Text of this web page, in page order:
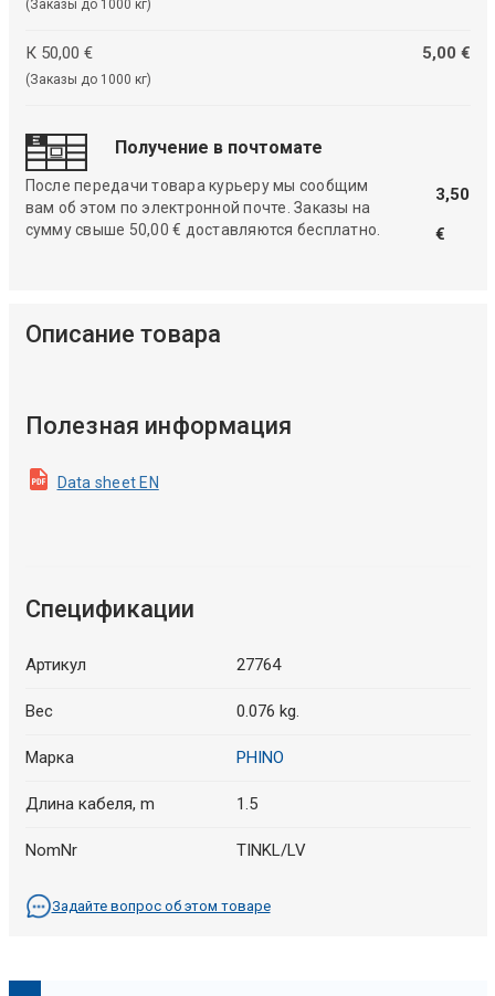
(Заказы до 1000 кг)
К 50,00 €
(Заказы до 1000 кг)
5,00 €
Получение в почтомате
После передачи товара курьеру мы сообщим
вам об этом по электронной почте. Заказы на
сумму свыше 50,00 € доставляются бесплатно.
3,50
€
Описание товара
Полезная информация
Data sheet EN
Спецификации
Артикул 27764
Вес 0.076 kg.
Марка PHINO
Длина кабеля, m 1.5
NomNr TINKL/LV
Задайте вопрос об этом товаре